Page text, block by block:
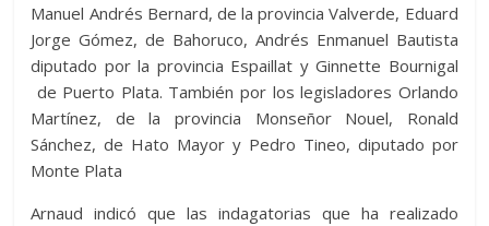
Manuel Andrés Bernard, de la provincia Valverde, Eduard
Jorge Gómez, de Bahoruco, Andrés Enmanuel Bautista
diputado por la provincia Espaillat y Ginnette Bournigal
de Puerto Plata. También por los legisladores Orlando
Martínez, de la provincia Monseñor Nouel, Ronald
Sánchez, de Hato Mayor y Pedro Tineo, diputado por
Monte Plata
Arnaud indicó que las indagatorias que ha realizado